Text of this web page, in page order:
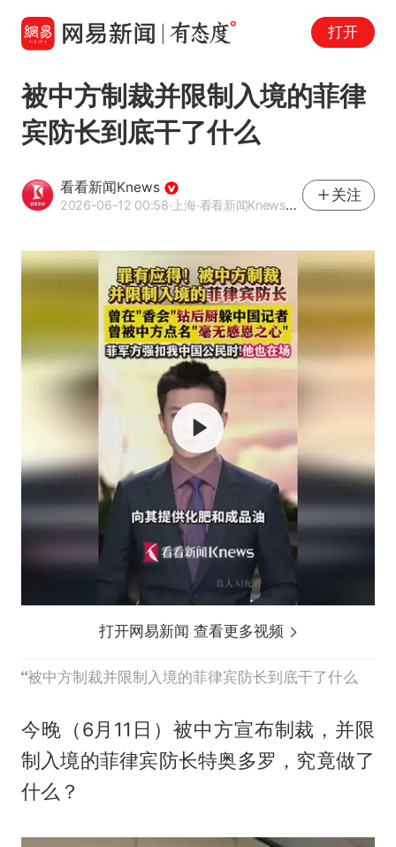
打开
被中方制裁并限制入境的菲律
宾防长到底干了什么
看看新闻Knews
2026-06-12 00:58·上海·看看新闻Knews官方网易号
关注
打开网易新闻 查看更多视频
被中方制裁并限制入境的菲律宾防长到底干了什么
今晚（6月11日）被中方宣布制裁，并限
制入境的菲律宾防长特奥多罗，究竟做了
什么？